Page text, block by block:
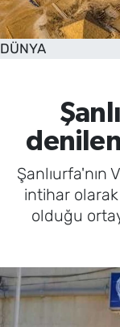
DÜNYA
denilen
Şanlıurfa'nın
intihar
olduğu